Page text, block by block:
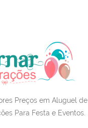
Preços em Aluguel de
Para Festa e Eventos.